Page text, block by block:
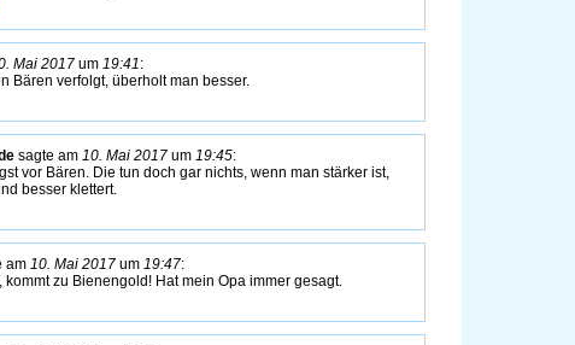
Mai 2017 um 19:41:
Bären verfolgt, überholt man besser.
sagte am 10. Mai 2017 um 19:45:
vor Bären. Die tun doch gar nichts, wenn man stärker ist,
besser klettert.
am 10. Mai 2017 um 19:47:
kommt zu Bienengold! Hat mein Opa immer gesagt.